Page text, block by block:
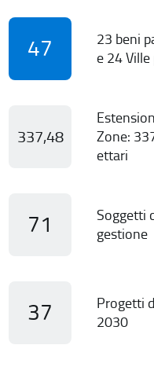
47
23 beni
e 24
337,48
Zone:
ettari
71
Soggetti
gestione
37
Progetti
2030